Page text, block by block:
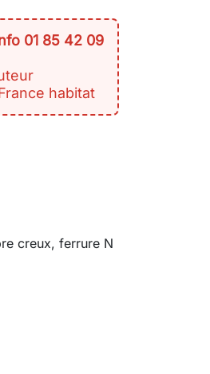
01 85 42 09
habitat
creux, ferrure N